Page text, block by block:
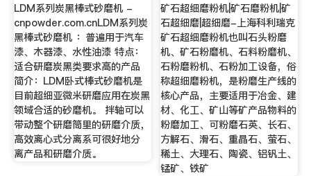
LDM系列炭黑棒式砂磨机 -
cnpowder.com.cnLDM系列炭
黑棒式砂磨机 ：普遍用于汽车
漆、木器漆、水性油漆 特点：
适合研磨炭黑类要求高的产品
简介：LDM卧式棒式砂磨机是
目前超细亚微米研磨应用在炭黑
领域合适的砂磨机。 拌轴可以
带动整个研磨筒里的研磨介质，
高效离心式分离系可很好地分
离产品和研磨介质。
矿石超细磨粉机|矿石磨粉机|矿
石超细磨|超细磨-上海科利瑞克
矿石超细磨粉机也叫石头粉磨
机、矿石粉磨机、石料粉磨机、
石粉磨粉机、石粉加工设备，俗
称超细磨粉机，是粉磨生产线的
核心产品，主要适用于冶金、建
材、化工、矿山等矿产品物料的
粉磨加工、可粉磨石英、长石、
方解石、滑石、重晶石、萤石、
稀土、大理石、陶瓷、铝钒土、
锰矿、铁矿